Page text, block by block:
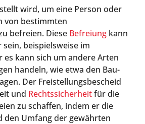
wird, um eine Person oder
von bestimmten
befreien. Diese Befreiung kann
beispielsweise im
es kann sich um andere Arten
handeln, wie etwa den Bau-
Der Freistellungsbescheid
und Rechtssicherheitfür die
zu schaffen, indem er die
den Umfang der gewährten